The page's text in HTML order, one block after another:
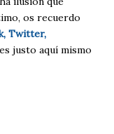
os recuerdo
Twitter,
justo aquí mismo